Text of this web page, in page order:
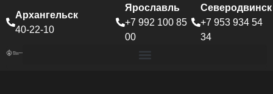
Архангельск
40-22-10
Ярославль
+7 992 100 85
00
Северодвинск
+7 953 934 54
34